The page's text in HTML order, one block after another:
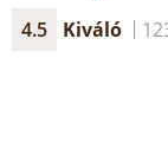
4.5 Kiváló